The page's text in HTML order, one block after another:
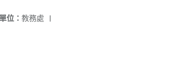
位： 教務處 |